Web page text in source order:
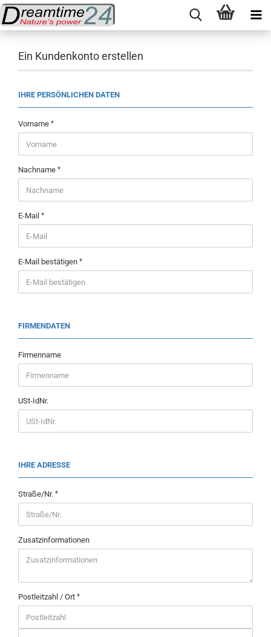
Ein Kundenkonto erstellen
IHRE PERSÖNLICHEN DATEN
Vorname
Nachname
E-Mail
E-Mail bestätigen
FIRMENDATEN
Firmenname
USt-IdNr.
IHRE ADRESSE
Straße/Nr.
Zusatzinformationen
Postleitzahl / Ort